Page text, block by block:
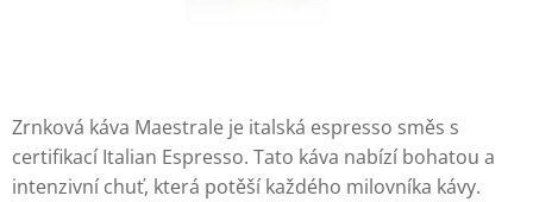
Zrnková káva Maestrale je italská espresso směs s
certifikací Italian Espresso. Tato káva nabízí bohatou a
intenzivní chuť, která potěší každého milovníka kávy.